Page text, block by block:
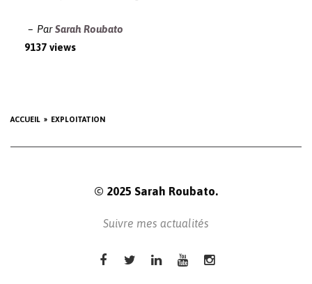
ACCUEIL EXPLOITATION
ParSarah Roubato
9137 views
© 2025 Sarah Roubato.
Suivre mes actualités